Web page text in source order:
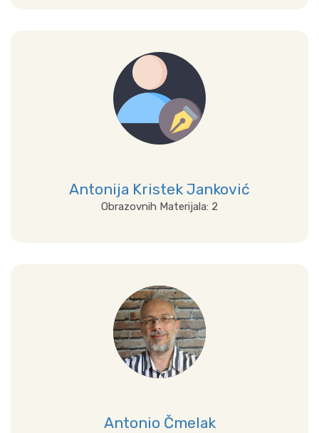
Prikaži sve
Antonija Kristek Janković
Obrazovnih Materijala: 2
Prikaži sve
Antonio Čmelak